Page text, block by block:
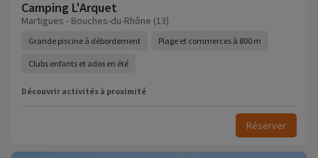
Camping L'Arquet
Martigues - Bouches-du-Rhône (13)
Grande piscine à débordement Plage et commerces à 800 m
Clubs enfants et ados en été
Découvrir activités à proximité
Réserver